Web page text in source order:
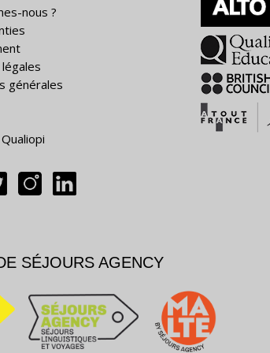
nous ?
générales
SÉJOURS AGENCY